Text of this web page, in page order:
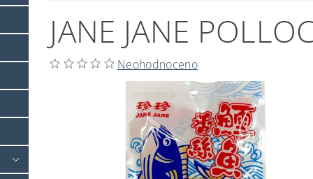
SAKE A JINÝ ALKOHOL
OSTATNÍ JAPONSKÉ FIGURKY
MRAŽENÉ ZBOŽÍ
DOPRAVA A PLATBY
JANE JANE
Neohodnoceno